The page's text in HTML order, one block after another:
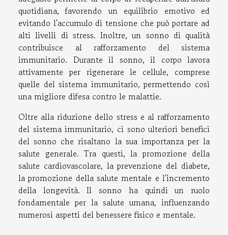
quotidiana, favorendo un equilibrio emotivo ed
evitando l'accumulo di tensione che può portare ad
alti livelli di stress. Inoltre, un sonno di qualità
contribuisce al rafforzamento del sistema
immunitario. Durante il sonno, il corpo lavora
attivamente per rigenerare le cellule, comprese
quelle del sistema immunitario, permettendo così
una migliore difesa contro le malattie.
Oltre alla riduzione dello stress e al rafforzamento
del sistema immunitario, ci sono ulteriori benefici
del sonno che risaltano la sua importanza per la
salute generale. Tra questi, la promozione della
salute cardiovascolare, la prevenzione del diabete,
la promozione della salute mentale e l'incremento
della longevità. Il sonno ha quindi un ruolo
fondamentale per la salute umana, influenzando
numerosi aspetti del benessere fisico e mentale.